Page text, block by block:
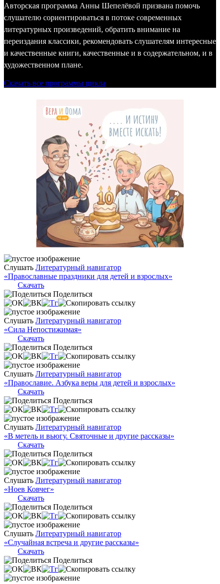
Авторская программа Анны Шепелёвой призвана помочь
слушателю сориентироваться в потоке современных
литературных произведений, обратить внимание на
переиздания классики, рекомендовать слушателям интересные
и качественные книги, качественные и в содержательном, и в
художественном плане.
Скачать все программы цикла
Слушать Литературный навигатор
«Православные праздники для детей и взрослых»
Скачать
Поделиться
Слушать Литературный навигатор
«Сила Непостижимая»
Скачать
Поделиться
Слушать Литературный навигатор
«Православие. Азбука веры для детей и взрослых»
Скачать
Поделиться
Слушать Литературный навигатор
«В метель и вьюгу. Святочные и другие рассказы»
Скачать
Поделиться
Слушать Литературный навигатор
«Ноев Ковчег»
Скачать
Поделиться
Слушать Литературный навигатор
«Случайная встреча и другие рассказы»
Скачать
Поделиться